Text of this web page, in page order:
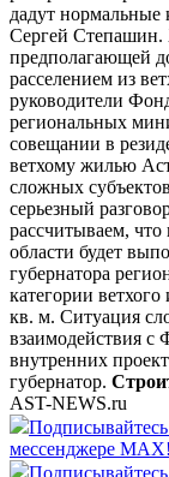
дадут нормальные
Сергей
предполагающей
расселением из
руководители
региональных
совещании в
ветхому жилью
сложных
серьезный
рассчитываем, что
области будет
губернатора
категории
кв. м. Ситуация
взаимодействия
внутренних
губернатор.
AST-NEWS.ru
мессенджере MAX!